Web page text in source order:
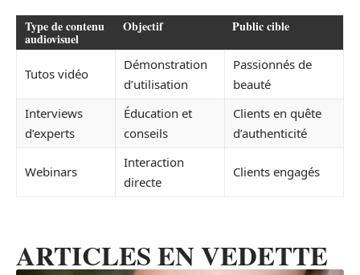
Type de contenu
audiovisuel
Objectif Public cible
Tutos vidéo
Démonstration
d’utilisation
Passionnés de
beauté
Interviews
d’experts
Éducation et
conseils
Clients en quête
d’authenticité
Webinars
Interaction
directe
Clients engagés
ARTICLES EN VEDETTE